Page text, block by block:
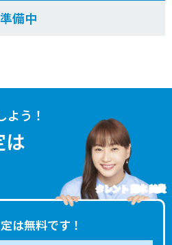
準備中
よう！
は
は無料です！
タレント 藤本 美貴